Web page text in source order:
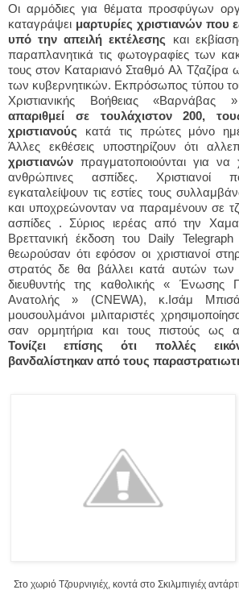
Οι αρμόδιες για θέματα προσφύγων
καταγράψει μαρτυρίες χριστιανών που
υπό την απειλή εκτέλεσης και
παραπλανητικά τις φωτογραφίες των
τους στον Καταριανό Σταθμό Αλ Τζαζίρα
των κυβερνητικών. Εκπρόσωπος τύπου
Χριστιανικής Βοήθειας
απαριθμεί σε τουλάχιστον 200,
χριστιανούς κατά τις πρώτες μόνο
Άλλες εκθέσεις υποστηρίζουν ότι
χριστιανών πραγματοποιούνται για να
ανθρώπινες ασπίδες.
εγκαταλείψουν τις εστίες τους
και υποχρεώνονταν να παραμένουν σε
ασπίδες . Σύριος ιερέας από την
Βρεττανική έκδοση του Daily
θεωρούσαν ότι εφόσον οι χριστιανοί
στρατός δε θα βάλλει κατά αυτών
διευθυντής της καθολικής « Ένωσης
Ανατολής » (CNEWA), κ.Ισάμ
μουσουλμάνοι μιλιταριστές
σαν ορμητήρια και τους πιστούς ως
Τονίζει επίσης ότι πολλές
βανδαλίστηκαν από τους
Στο χωριό Τζουρνιγιέχ, κοντά στο Σκιλμπιγιέχ